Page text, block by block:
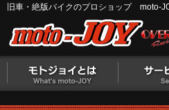
旧車・絶版バイクのプロショップ moto-